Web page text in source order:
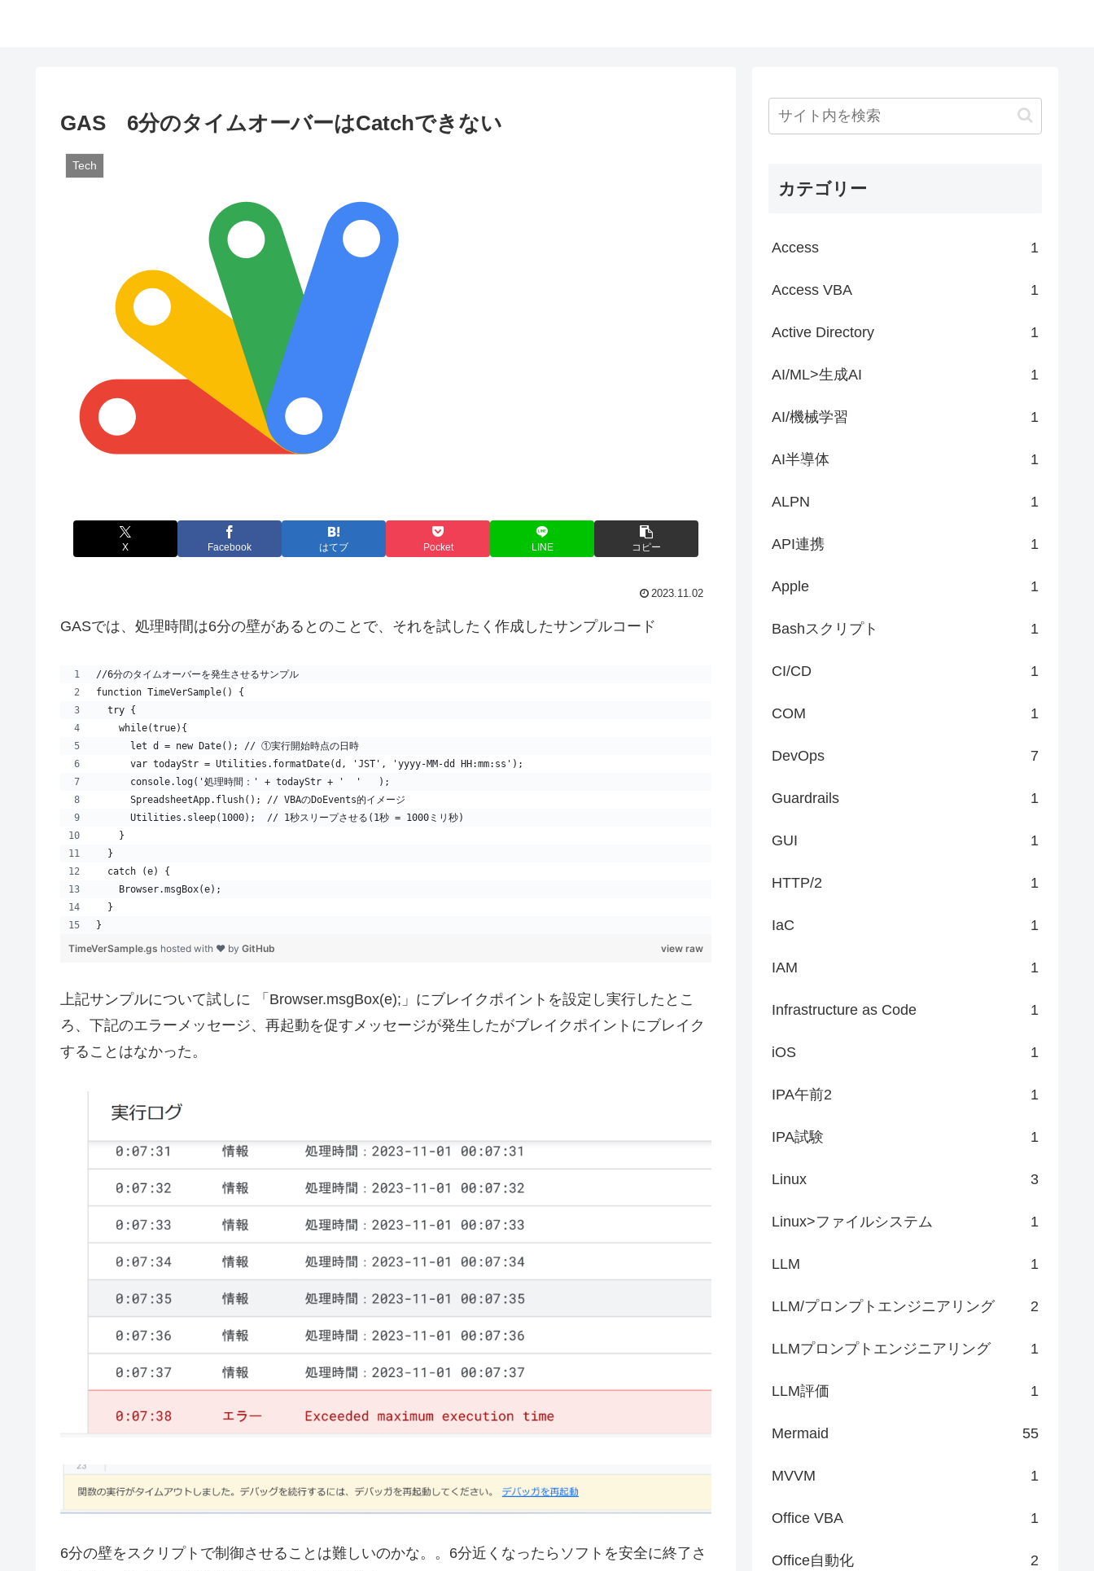
GAS 6分のタイムオーバーはCatchできない
Tech
X Facebook はてブ Pocket LINE コピー
2023.11.02
GASでは、処理時間は6分の壁があるとのことで、それを試したく作成したサンプルコード
//6分のタイムオーバーを発生させるサンプル
function TimeVerSample() {
  try {
    while(true){
      let d = new Date(); // ①実行開始時点の日時
      var todayStr = Utilities.formatDate(d, 'JST', 'yyyy-MM-dd HH:mm:ss');
      console.log('処理時間：' + todayStr + '  '   );
      SpreadsheetApp.flush(); // VBAのDoEvents的イメージ
      Utilities.sleep(1000);  // 1秒スリープさせる(1秒 = 1000ミリ秒)
    }
  }
  catch (e) {
    Browser.msgBox(e);
  }
}
view raw
TimeVerSample.gs hosted with ❤ by GitHub
上記サンプルについて試しに 「Browser.msgBox(e);」にブレイクポイントを設定し実行したとこ
ろ、下記のエラーメッセージ、再起動を促すメッセージが発生したがブレイクポイントにブレイク
することはなかった。
6分の壁をスクリプトで制御させることは難しいのかな。。6分近くなったらソフトを安全に終了さ
カテゴリー
Access 1
Access VBA 1
Active Directory 1
AI/ML>生成AI 1
AI/機械学習 1
AI半導体 1
ALPN 1
API連携 1
Apple 1
Bashスクリプト 1
CI/CD 1
COM 1
DevOps 7
Guardrails 1
GUI 1
HTTP/2 1
IaC 1
IAM 1
Infrastructure as Code 1
iOS 1
IPA午前2 1
IPA試験 1
Linux 3
Linux>ファイルシステム 1
LLM 1
LLM/プロンプトエンジニアリング 2
LLMプロンプトエンジニアリング 1
LLM評価 1
Mermaid 55
MVVM 1
Office VBA 1
Office自動化 2